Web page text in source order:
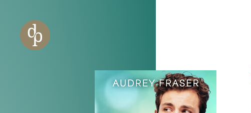
Zur Navigation springen
Zur Website-Suche springen